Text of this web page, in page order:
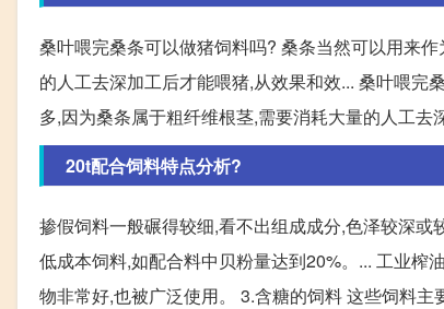
桑叶喂完桑条可以做猪饲料吗? 桑条当然可以用来
的人工去深加工后才能喂猪,从效果和效... 桑叶喂完
多,因为桑条属于粗纤维根茎,需要消耗大量的人工去
20t配合饲料特点分析?
掺假饲料一般碾得较细,看不出组成成分,色泽较深
低成本饲料,如配合料中贝粉量达到20%。... 工业榨
物非常好,也被广泛使用。 3.含糖的饲料 这些饲料